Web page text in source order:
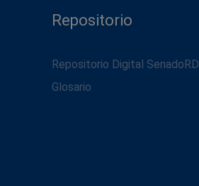
Repositorio
Repositorio Digital SenadoRD
Glosario